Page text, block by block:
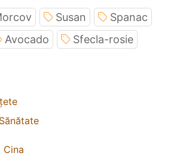
Susan
Spanac
Avocado
Sfecla-rosie
Cina